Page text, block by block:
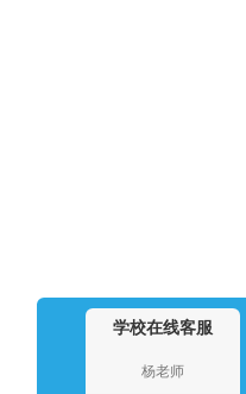
学校在线客服
杨老师